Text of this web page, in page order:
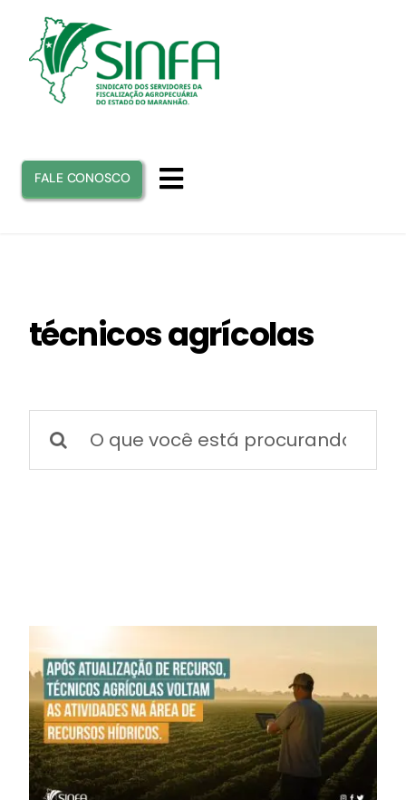
conteúdo
Toggle
NOTÍCIAS
FALE CONOSCO
técnicos agrícolas
resultados
para: